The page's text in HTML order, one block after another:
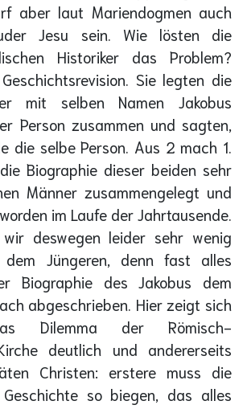
aber laut Mariendogmen auch
Jesu sein. Wie lösten die
Historiker das Problem?
Sie legten die
mit selben Namen Jakobus
Person zusammen und sagten,
die selbe Person. Aus 2 mach 1.
Biographie dieser beiden sehr
Männer zusammengelegt und
im Laufe der Jahrtausende.
deswegen leider sehr wenig
dem Jüngeren, denn fast alles
Biographie des Jakobus dem
abgeschrieben. Hier zeigt sich
Dilemma der Römisch-
deutlich und andererseits
Christen: erstere muss die
so biegen, das alles